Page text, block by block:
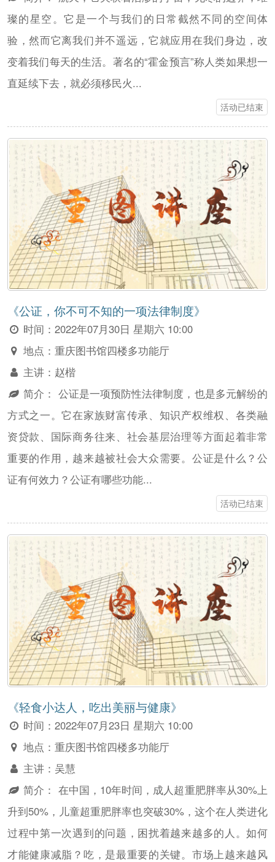
璨的星空。它是一个与我们的日常截然不同的空间体
验，然而它离我们并不遥远，它就应用在我们身边，改
变着我们每天的生活。著名的“霍金预言”称人类如果想一
直延续下去，就必须移民火...
活动已结束
《公证，你不可不知的一项法律制度》
时间：2022年07月30日 星期六 10:00
地点：重庆图书馆四楼多功能厅
主讲： 赵楷
简介： 公证是一项预防性法律制度，也是多元解纷的
方式之一。它在家族财富传承、知识产权维权、各类融
资贷款、国际商务往来、社会基层治理等方面起着非常
重要的作用，越来越被社会大众需要。公证是什么？公
证有何效力？公证有哪些功能...
活动已结束
《轻食小达人，吃出美丽与健康》
时间：2022年07月23日 星期六 10:00
地点：重庆图书馆四楼多功能厅
主讲： 吴慧
简介： 在中国，10年时间，成人超重肥胖率从30%上
升到50%，儿童超重肥胖率也突破30%，这个在人类进化
过程中第一次遇到的问题，困扰着越来越多的人。如何
才能健康减脂？吃，是最重要的关键。市场上越来越风